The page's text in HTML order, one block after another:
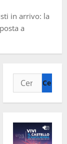
in arrivo: la
a
Ricerca
per: